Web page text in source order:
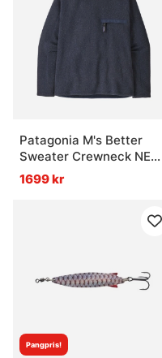
Patagonia M's Better
Sweater Crewneck NENA
- M
1699 kr
Pangpris!